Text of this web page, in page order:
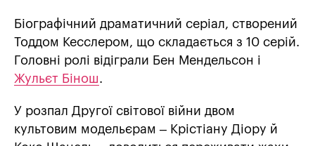
Біографічний драматичний серіал, створений
Тоддом Кесслером, що складається з 10 серій.
Головні ролі відіграли Бен Мендельсон і
Жульєт Бінош.
У розпал Другої світової війни двом
культовим модельєрам – Крістіану Діору й